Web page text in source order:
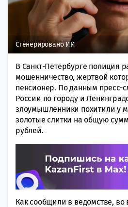
Сгенерировано ИИ
В Санкт-Петербурге полиция
мошенничество, жертвой
пенсионер. По данным пресс-
России по городу и
злоумышленники похитили у
золотые слитки на общую
рублей.
Как сообщили в ведомстве, во